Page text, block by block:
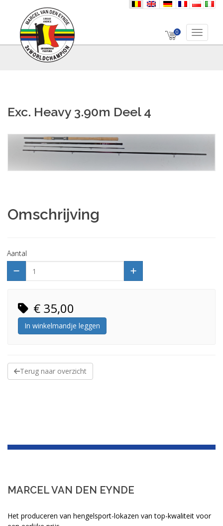
nl en de fr pl it
0 Toggle
Exc. Heavy 3.90m Deel 4
Omschrijving
Aantal
€ 35,00
In winkelmandje leggen
Terug naar overzicht
MARCEL VAN DEN EYNDE
Het produceren van hengelsport-lokazen van top-kwaliteit voor